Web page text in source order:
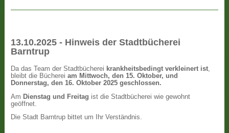
13.10.2025 - Hinweis der Stadtbücherei
Barntrup
Da das Team der Stadtbücherei krankheitsbedingt verkleinert ist,
bleibt die Büchereiam Mittwoch, den 15. Oktober, und
Donnerstag, den 16. Oktober 2025 geschlossen.
Am Dienstag und Freitag ist die Stadtbücherei wie gewohnt
geöffnet.
Die Stadt Barntrup bittet um Ihr Verständnis.